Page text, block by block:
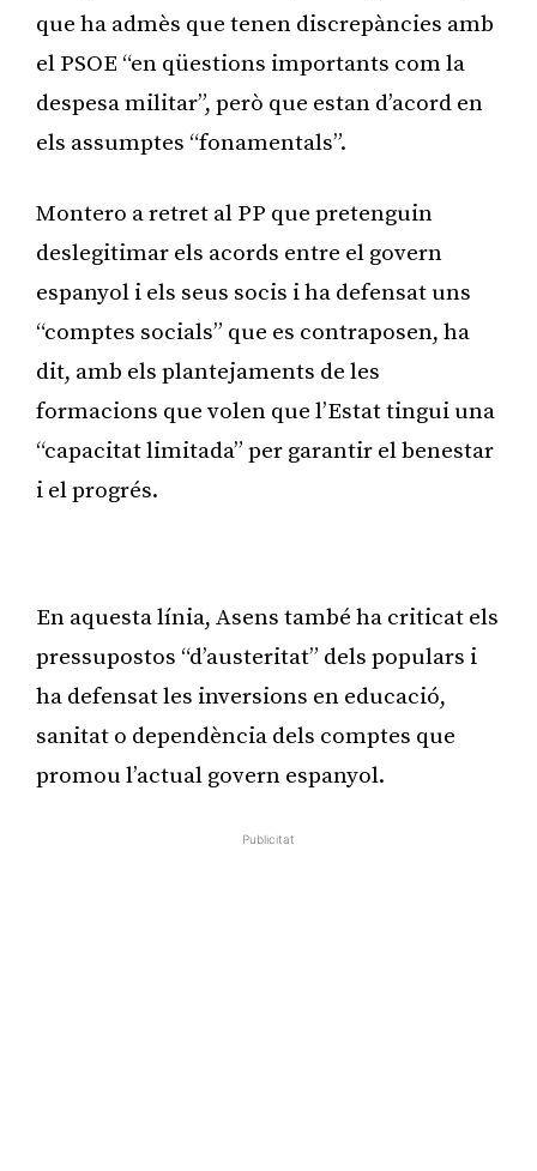
que ha admès que tenen discrepàncies amb
el PSOE “en qüestions importants com la
despesa militar”, però que estan d’acord en
els assumptes “fonamentals”.
Montero a retret al PP que pretenguin
deslegitimar els acords entre el govern
espanyol i els seus socis i ha defensat uns
“comptes socials” que es contraposen, ha
dit, amb els plantejaments de les
formacions que volen que l’Estat tingui una
“capacitat limitada” per garantir el benestar
i el progrés.
En aquesta línia, Asens també ha criticat els
pressupostos “d’austeritat” dels populars i
ha defensat les inversions en educació,
sanitat o dependència dels comptes que
promou l’actual govern espanyol.
Publicitat